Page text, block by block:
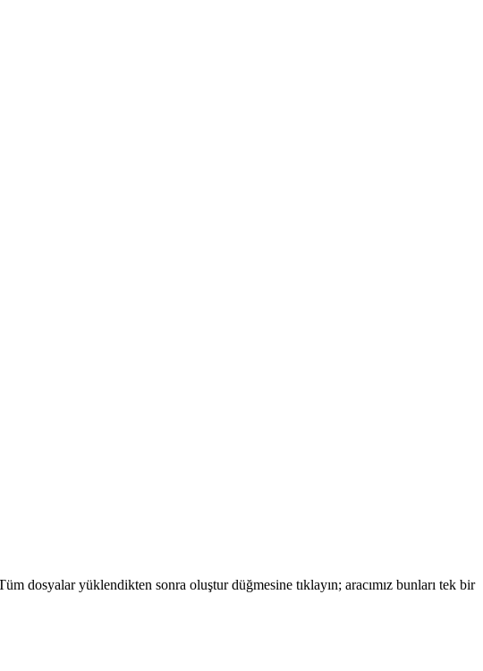
dosyalar yüklendikten sonra oluştur düğmesine tıklayın; aracımız bunları tek bir